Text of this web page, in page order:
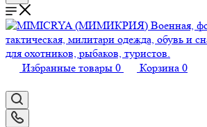
Избранные товары 0 Корзина 0